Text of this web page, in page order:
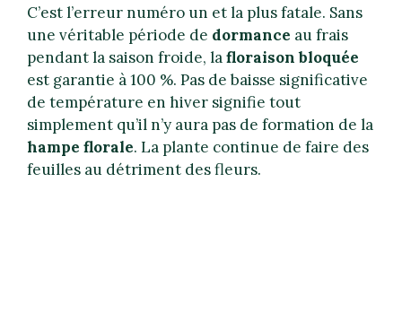
C’est l’erreur numéro un et la plus fatale. Sans
une véritable période de dormance au frais
pendant la saison froide, lafloraison bloquée
est garantie à 100 %. Pas de baisse significative
de température en hiver signifie tout
simplement qu’il n’y aura pas de formation de la
hampe florale. La plante continue de faire des
feuilles au détriment des fleurs.